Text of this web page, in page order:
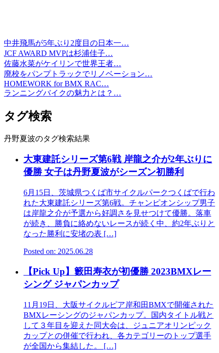
中井飛馬が5年ぶり2度目の日本一…
JCF AWARD MVPは杉浦佳子…
佐藤水菜がケイリンで世界王者…
廃校をパンプトラックでリノベーション…
HOMEWORK for BMX RAC…
ランニングバイクの魅力とは？…
タグ検索
丹野夏波のタグ検索結果
大東建託シリーズ第6戦 岸龍之介が2年ぶりに
優勝 女子は丹野夏波がシーズン初勝利
6月15日、茨城県つくば市サイクルパークつくばで行わ
れた大東建託シリーズ第6戦。チャンピオンシップ男子
は岸龍之介が予選から好調さを見せつけて優勝。落車
が続き、勝負に絡めないレースが続く中、約2年ぶりと
なった勝利に安堵の表 […]
Posted on: 2025.06.28
【Pick Up】籔田寿衣が初優勝 2023BMXレー
シング ジャパンカップ
11月19日、大阪サイクルピア岸和田BMXで開催された
BMXレーシングのジャパンカップ。国内タイトル戦と
して３年目を迎えた同大会は、ジュニアオリンピック
カップとの併催で行われ、各カテゴリーのトップ選手
が全国から集結した。 […]